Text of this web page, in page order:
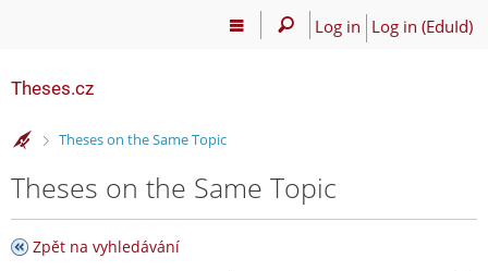
Log in Log in (EduId)
Theses.cz
>
Theses on the Same Topic
Theses on the Same Topic
Zpět na vyhledávání